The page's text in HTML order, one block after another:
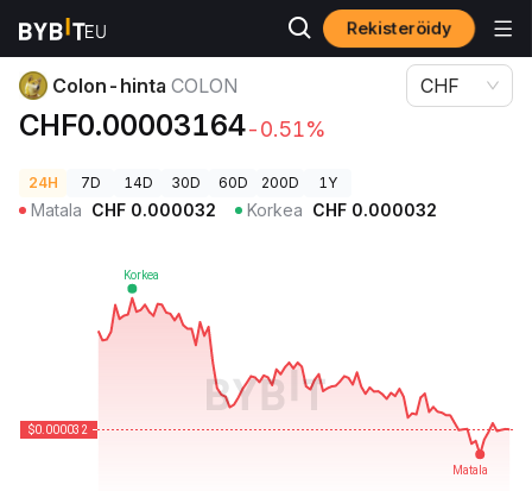
Rekisteröidy
Kryptohinnat
Colon-hinta COLON
CHF0.00003164-0.51%
CHF
24H 7D 14D 30D 60D 200D 1Y
Matala CHF 0.000032 Korkea CHF 0.000032